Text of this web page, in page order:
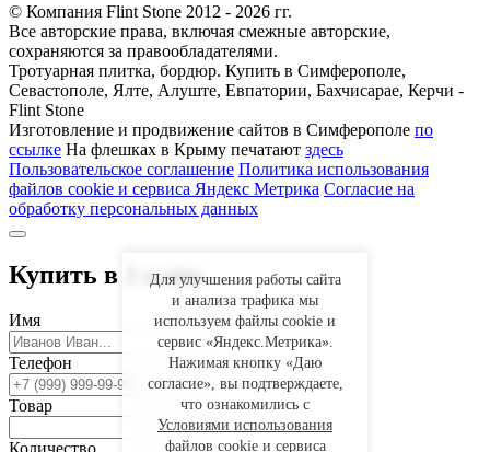
© Компания Flint Stone 2012 - 2026 гг.
Все авторские права, включая смежные авторские,
сохраняются за правообладателями.
Тротуарная плитка, бордюр. Купить в Симферополе,
Севастополе, Ялте, Алуште, Евпатории, Бахчисарае, Керчи -
Flint Stone
Изготовление и продвижение сайтов в Симферополе по
ссылке На флешках в Крыму печатают здесь
Пользовательское соглашение Политика использования
файлов cookie и сервиса Яндекс Метрика Согласие на
обработку персональных данных
Купить в 1 клик
Имя
Телефон
Товар
Для улучшения работы сайта
и анализа трафика мы
используем файлы cookie и
сервис «Яндекс.Метрика».
Нажимая кнопку «Даю
согласие», вы подтверждаете,
что ознакомились с
Условиями использования
файлов cookie и сервиса